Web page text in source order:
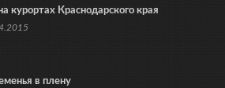
курортах Краснодарского края
в плену